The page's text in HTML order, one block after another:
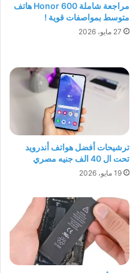
مراجعة شاملة Honor 600 هاتف
متوسط بمواصفات قوية !
27 مايو، 2026
ترشيحات أفضل هواتف أندرويد
تحت ال 40 الف جنيه مصري
19 مايو، 2026